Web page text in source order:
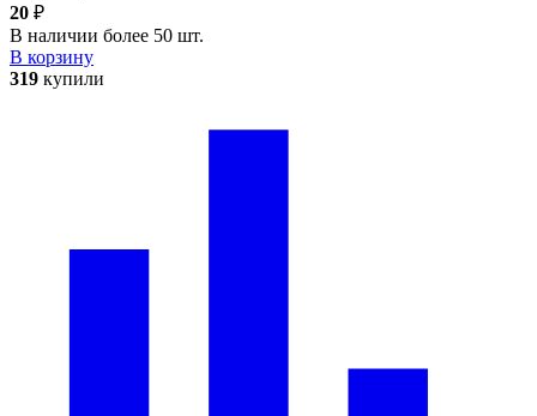
20 ₽
В наличии более 50 шт.
В корзину
319 купили